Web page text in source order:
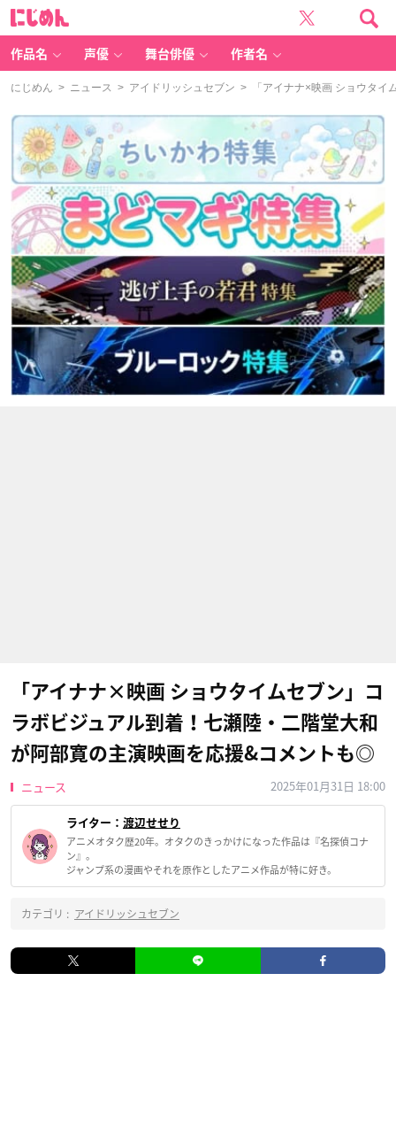
作品名 声優 舞台俳優 作者名
にじめん > ニュース > アイドリッシュセブン > 「アイナナ×映画 ショウタイ
「アイナナ×映画 ショウタイムセブン」コ
ラボビジュアル到着！七瀬陸・二階堂大和
が阿部寛の主演映画を応援&コメントも◎
ニュース 2025年01月31日 18:00
ライター： 渡辺せせり
アニメオタク歴20年。オタクのきっかけになった作品は『名探偵コナ
ン』。
ジャンプ系の漫画やそれを原作としたアニメ作品が特に好き。
カテゴリ : アイドリッシュセブン